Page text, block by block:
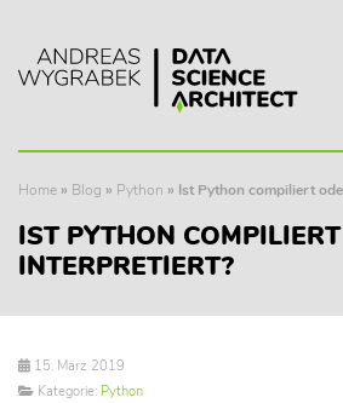
Home » Blog » Python » Ist Python compiliert
IST PYTHON
INTERPRETIERT?
15. März 2019
Kategorie: Python